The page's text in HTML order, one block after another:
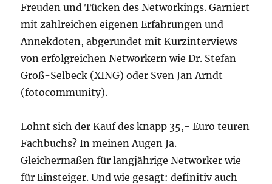
Freuden und Tücken des Networkings. Garniert
mit zahlreichen eigenen Erfahrungen und
Annekdoten, abgerundet mit Kurzinterviews
von erfolgreichen Networkern wie Dr. Stefan
Groß-Selbeck (XING) oder Sven Jan Arndt
(fotocommunity).
Lohnt sich der Kauf des knapp 35,- Euro teuren
Fachbuchs? In meinen Augen Ja.
Gleichermaßen für langjährige Networker wie
für Einsteiger. Und wie gesagt: definitiv auch